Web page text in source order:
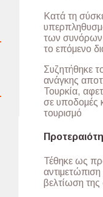
Κατά τη
των συνόρων
το επόμενο
Συζητήθηκε
ανάγκης
Τουρκία,
σε υποδομές
τουρισμό
Τέθηκε ως
βελτίωση της